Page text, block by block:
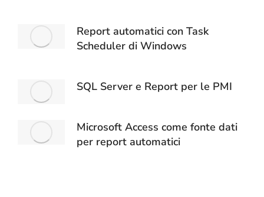
Report automatici con Task
Scheduler di Windows
SQL Server e Report per le PMI
Microsoft Access come fonte dati
per report automatici